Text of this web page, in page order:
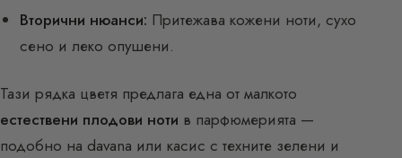
Вторични нюанси: Притежава кожени ноти, сухо
сено и леко опушени.
Тази рядка цветя предлага една от малкото
естествени плодови ноти в парфюмерията —
подобно на davana или касис с техните зелени и